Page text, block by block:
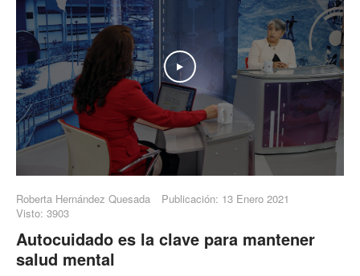
Play
Roberta Hernández Quesada
Publicación: 13 Enero 2021
Visto: 3903
Autocuidado es la clave para mantener
salud mental